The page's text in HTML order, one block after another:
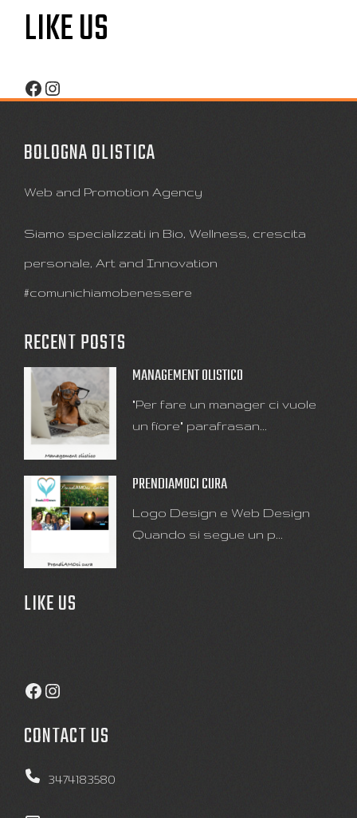
LIKE US
Facebook
Instagram
BOLOGNA OLISTICA
Web and Promotion Agency
Siamo specializzati in Bio, Wellness, crescita
personale, Art and Innovation
#comunichiamobenessere
RECENT POSTS
MANAGEMENT OLISTICO
"Per fare un manager ci vuole
un fiore" parafrasan...
PRENDIAMOCI CURA
Logo Design e Web Design
Quando si segue un p...
LIKE US
Facebook
Instagram
CONTACT US
3474183580